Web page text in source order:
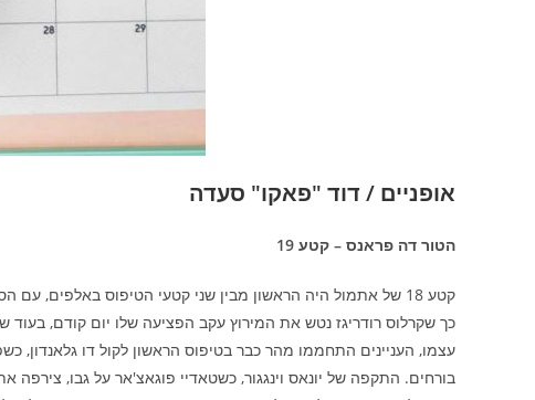
אופניים / דוד "פאקו" סעדה
הטור דה פראנס – קטע 19
קטע 18 של אתמול היה הראשון מבין שני קטעי הטיפוס באלפים,
כך שקרלוס רודריגז נטש את המירוץ עקב הפציעה שלו יום קודם,
עצמו, העניינים התחממו מהר כבר בטיפוס הראשון לקול דו גלאנדון,
בורחים. התקפה של יונאס וינגגור, כשטאדיי פוגאצ'אר על גבו,